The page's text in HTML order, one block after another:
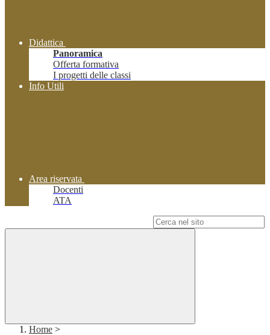
Didattica
Panoramica
Offerta formativa
I progetti delle classi
Info Utili
Area riservata
Docenti
ATA
Home >